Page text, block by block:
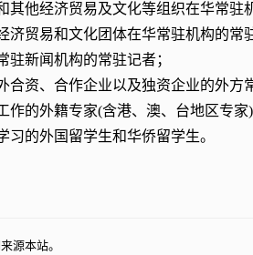
其他经济贸易及文化等组织在华常驻
济贸易和文化团体在华常驻机构的常
新闻机构的常驻记者；
合资、合作企业以及独资企业的外方
作的外籍专家(含港、澳、台地区专家
的外国留学生和华侨留学生。
源本站。